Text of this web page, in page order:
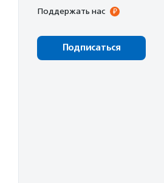
Поддержать нас
Подписаться